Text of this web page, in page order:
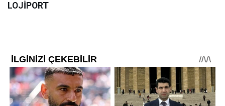
LOJİPORT